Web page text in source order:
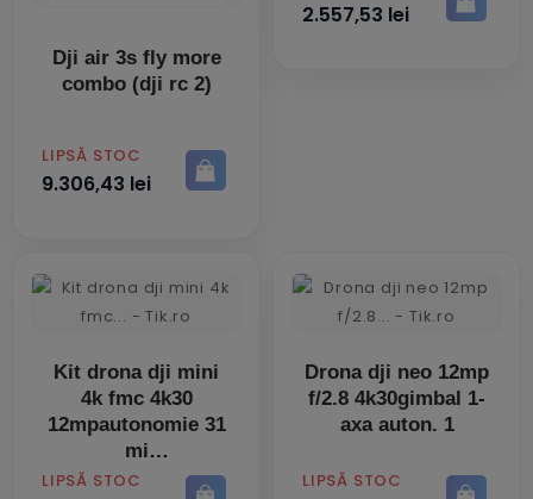
Dji air 3s fly more
combo (dji rc 2)
PRET
LIPSĂ STOC
9.306,43 lei
2.557,53 lei
Kit drona dji mini
4k fmc 4k30
12mpautonomie 31
mi
PRET
LIPSĂ STOC
Drona dji neo 12mp
f/2.8 4k30gimbal 1-
axa auton. 1
PRET
LIPSĂ STOC